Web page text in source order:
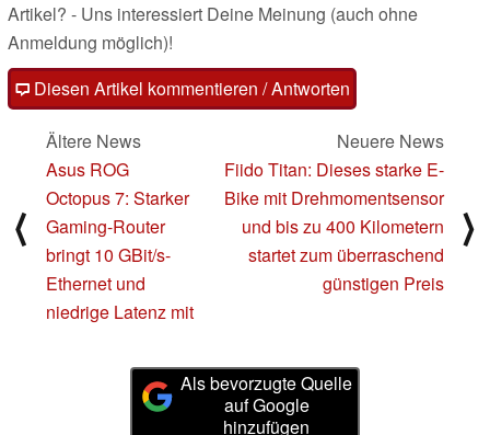
Artikel? - Uns interessiert Deine Meinung (auch ohne
Anmeldung möglich)!
Diesen Artikel kommentieren / Antworten
⟨
Ältere News
Asus ROG
Octopus 7: Starker
Gaming-Router
bringt 10 GBit/s-
Ethernet und
niedrige Latenz mit
Neuere News
Fiido Titan: Dieses starke E-
Bike mit Drehmomentsensor
und bis zu 400 Kilometern
startet zum überraschend
günstigen Preis
⟩
Als bevorzugte Quelle
auf Google
hinzufügen